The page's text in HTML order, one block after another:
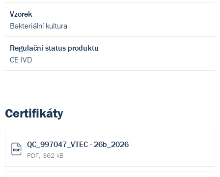
Vzorek
Bakteriální kultura
Regulační status produktu
CE IVD
Certifikáty
QC_997047_VTEC - 26b_2026
PDF, 362 kB